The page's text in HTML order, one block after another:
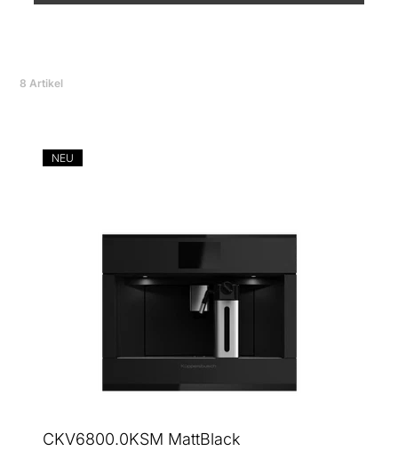
8 Artikel
NEU
CKV6800.0KSM MattBlack